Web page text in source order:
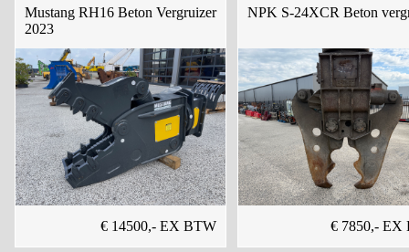
Mustang RH16 Beton Vergruizer
2023
€ 14500,- EX BTW
NPK S-24XCR Beton
€ 7850,- EX